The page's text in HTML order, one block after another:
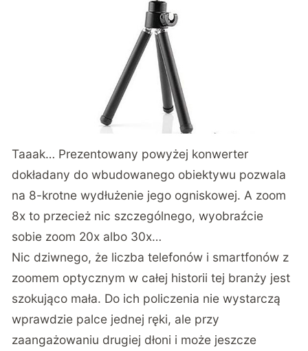
Taaak… Prezentowany powyżej konwerter
dokładany do wbudowanego obiektywu pozwala
na 8-krotne wydłużenie jego ogniskowej. A zoom
8x to przecież nic szczególnego, wyobraźcie
sobie zoom 20x albo 30x…
Nic dziwnego, że liczba telefonów i smartfonów z
zoomem optycznym w całej historii tej branży jest
szokująco mała. Do ich policzenia nie wystarczą
wprawdzie palce jednej ręki, ale przy
zaangażowaniu drugiej dłoni i może jeszcze